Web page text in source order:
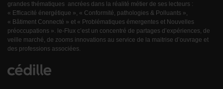
grandes thématiques ancrées dans la réalité métier de ses lecteurs :
« Efficacité énergétique », « Conformité, pathologies & Polluants »,
« Bâtiment Connecté » et « Problématiques émergentes et Nouvelles
préoccupations ». le-Flux c’est un concentré de partages d’expériences, de
veille marché, de zooms innovations au service de la maitrise d’ouvrage et
des professions associées.